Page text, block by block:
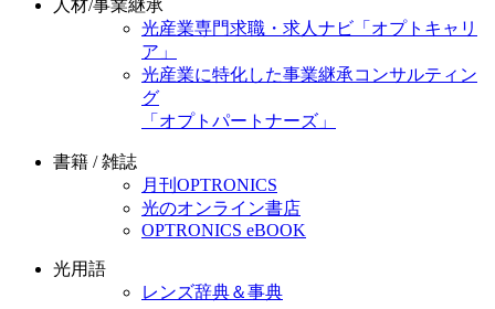
人材/事業継承
光産業専門求職・求人ナビ「オプトキャリ
ア」
光産業に特化した事業継承コンサルティン
グ
「オプトパートナーズ」
書籍 / 雑誌
月刊OPTRONICS
光のオンライン書店
OPTRONICS eBOOK
光用語
レンズ辞典＆事典